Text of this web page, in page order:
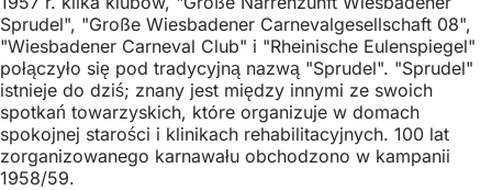
Sprudel", "Große Wiesbadener Carnevalgesellschaft 08",
"Wiesbadener Carneval Club" i "Rheinische Eulenspiegel"
połączyło się pod tradycyjną nazwą "Sprudel". "Sprudel"
istnieje do dziś; znany jest między innymi ze swoich
spotkań towarzyskich, które organizuje w domach
spokojnej starości i klinikach rehabilitacyjnych. 100 lat
zorganizowanego karnawału obchodzono w kampanii
1958/59.